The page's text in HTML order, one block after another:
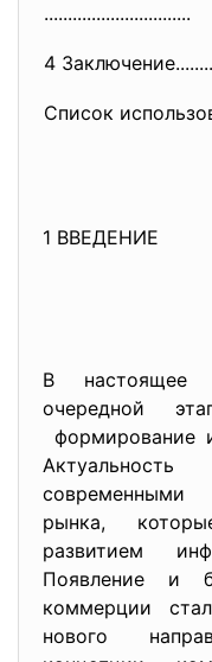
...............................
4
Список
1 ВВЕДЕНИЕ
В настоящее
очередной
формирование
современными
рынка,
развитием
Появление и
коммерции
нового